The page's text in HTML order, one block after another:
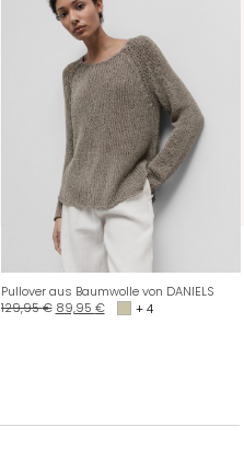
Pullover aus Baumwolle von DANIELS
129,95€ 89,95 € + 4